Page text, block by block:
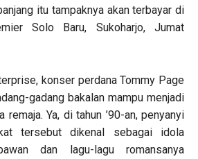
itu tampaknya akan terbayar di
Solo Baru, Sukoharjo, Jumat
konser perdana Tommy Page
gadang bakalan mampu menjadi
remaja. Ya, di tahun ’90-an, penyanyi
tersebut dikenal sebagai idola
dan lagu-lagu romansanya